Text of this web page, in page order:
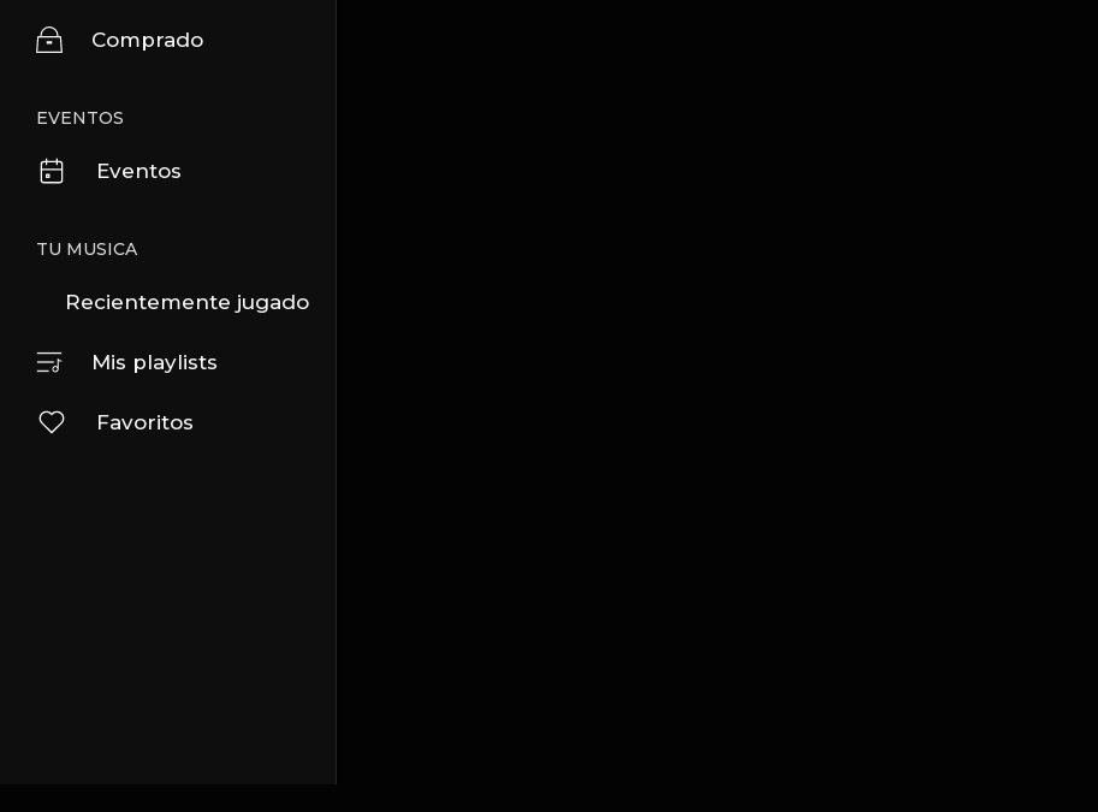
Comprado
EVENTOS
Eventos
TU MUSICA
Recientemente jugado
Mis playlists
Favoritos